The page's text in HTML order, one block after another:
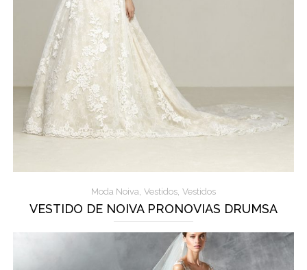
Moda Noiva, Vestidos, Vestidos
VESTIDO DE NOIVA PRONOVIAS DRUMSA